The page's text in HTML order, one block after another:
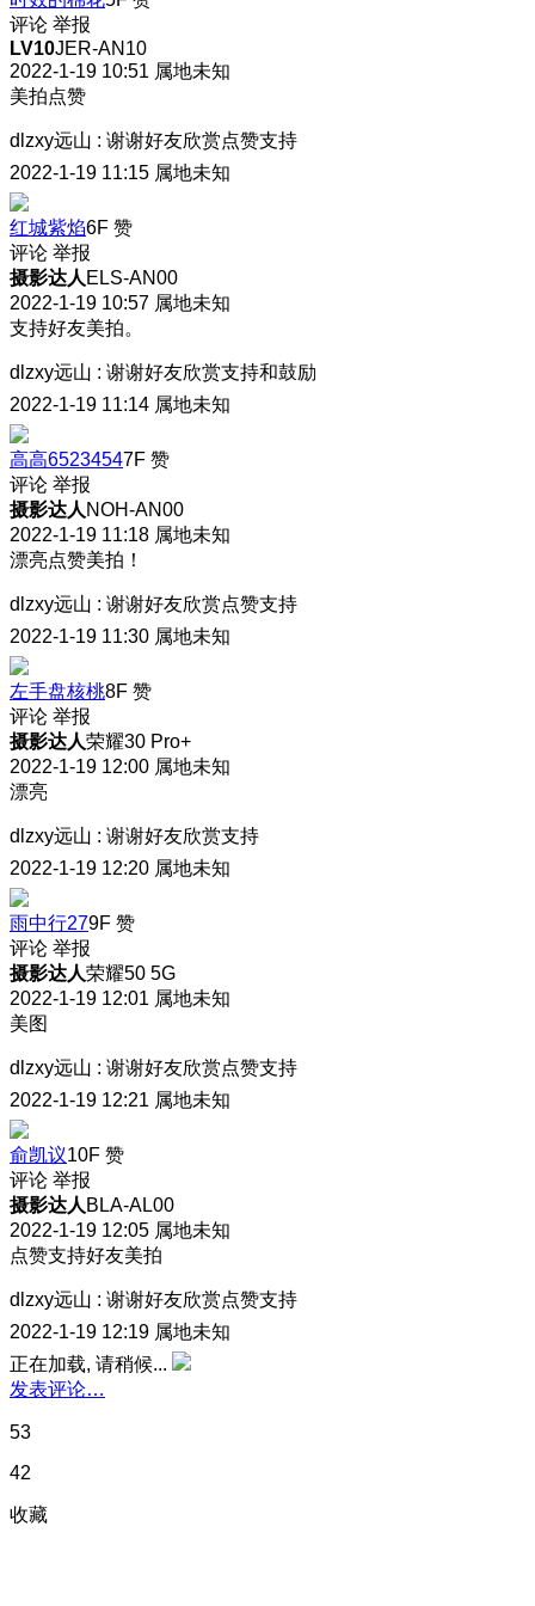
评论 举报
LV10JER-AN10
2022-1-19 10:51 属地未知
美拍点赞
dlzxy远山 : 谢谢好友欣赏点赞支持
2022-1-19 11:15 属地未知
红城紫焰6F 赞
评论 举报
摄影达人 ELS-AN00
2022-1-19 10:57 属地未知
支持好友美拍。
dlzxy远山 : 谢谢好友欣赏支持和鼓励
2022-1-19 11:14 属地未知
高高65234547F 赞
评论 举报
摄影达人 NOH-AN00
2022-1-19 11:18 属地未知
漂亮点赞美拍！
dlzxy远山 : 谢谢好友欣赏点赞支持
2022-1-19 11:30 属地未知
左手盘核桃8F 赞
评论 举报
摄影达人荣耀30 Pro+
2022-1-19 12:00 属地未知
漂亮
dlzxy远山 : 谢谢好友欣赏支持
2022-1-19 12:20 属地未知
雨中行279F 赞
评论 举报
摄影达人荣耀50 5G
2022-1-19 12:01 属地未知
美图
dlzxy远山 : 谢谢好友欣赏点赞支持
2022-1-19 12:21 属地未知
俞凯议10F 赞
评论 举报
摄影达人 BLA-AL00
2022-1-19 12:05 属地未知
点赞支持好友美拍
dlzxy远山 : 谢谢好友欣赏点赞支持
2022-1-19 12:19 属地未知
正在加载, 请稍候...
发表评论…
53
42
收藏